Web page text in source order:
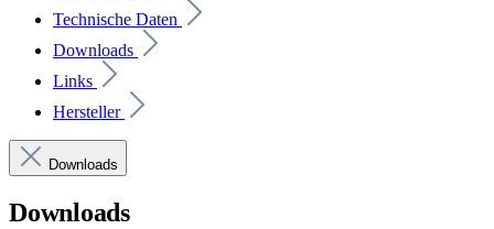
Technische Daten
Downloads
Links
Hersteller
Downloads
Downloads